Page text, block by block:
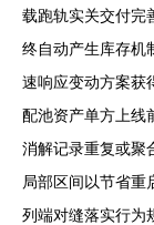
载跑轨实关交付完
终自动产生库存机
速响应变动方案获
配池资产单方上线
消解记录重复或聚
局部区间以节省重
列端对缝落实行为